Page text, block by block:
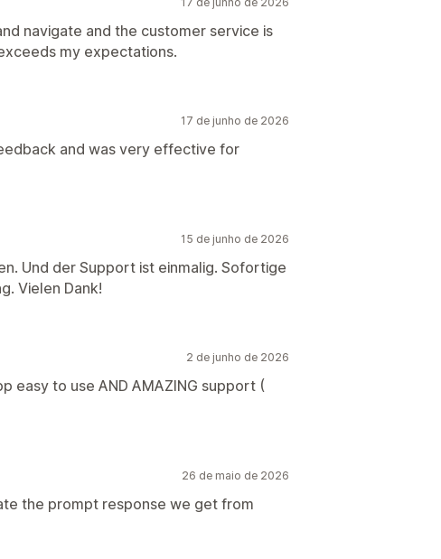
navigate and the customer service is
my expectations.
17 de junho de 2026
and was very effective for
15 de junho de 2026
Und der Support ist einmalig. Sofortige
Vielen Dank!
2 de junho de 2026
easy to use AND AMAZING support (
26 de maio de 2026
the prompt response we get from